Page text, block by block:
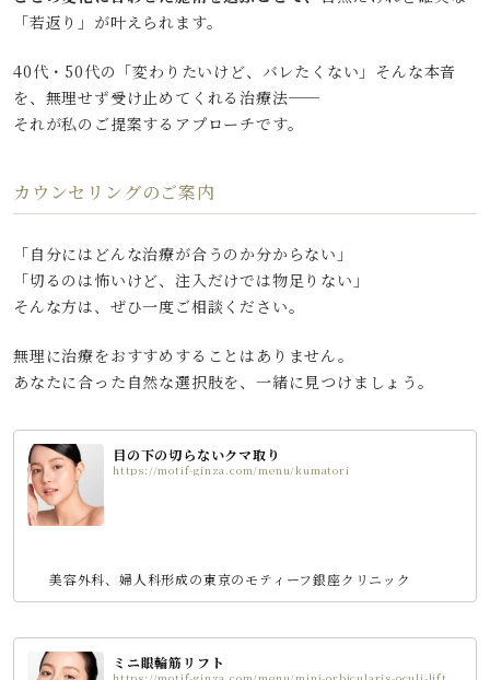
「若返り」が叶えられます。
40代・50代の「変わりたいけど、バレたくない」そんな本音
を、無理せず受け止めてくれる治療法──
それが私のご提案するアプローチです。
カウンセリングのご案内
「自分にはどんな治療が合うのか分からない」
「切るのは怖いけど、注入だけでは物足りない」
そんな方は、ぜひ一度ご相談ください。
無理に治療をおすすめすることはありません。
あなたに合った自然な選択肢を、一緒に見つけましょう。
目の下の切らないクマ取り
https://motif-ginza.com/menu/kumatori
美容外科、婦人科形成の東京のモティーフ銀座クリニック
ミニ眼輪筋リフト